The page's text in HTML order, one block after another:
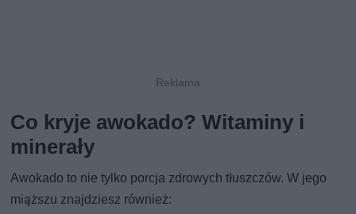
Co kryje awokado? Witaminy i
minerały
Awokado to nie tylko porcja zdrowych tłuszczów. W jego
miąższu znajdziesz również: